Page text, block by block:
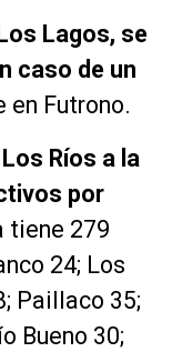
Lagos, se
caso de un
en Futrono.
Ríos a la
por
tiene 279
24; Los
Paillaco 35;
Bueno 30;